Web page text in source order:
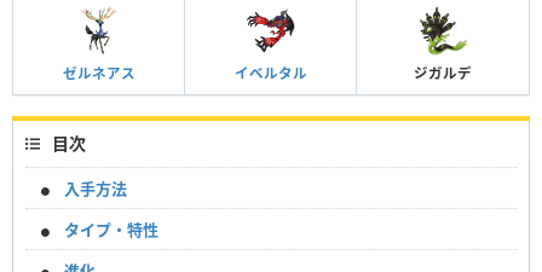
ゼルネアス イベルタル ジガルデ
目次
入手方法
タイプ・特性